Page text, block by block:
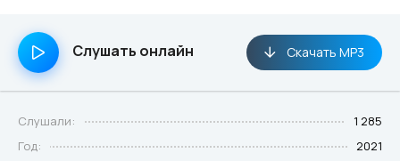
Слушать онлайн Скачать MP3
Слушали:
1 285
Год:
2021